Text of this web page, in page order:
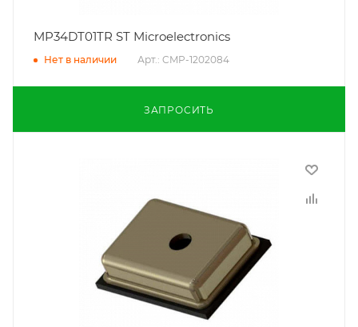
MP34DT01TR ST Microelectronics
Нет в наличии Арт.: CMP-1202084
ЗАПРОСИТЬ